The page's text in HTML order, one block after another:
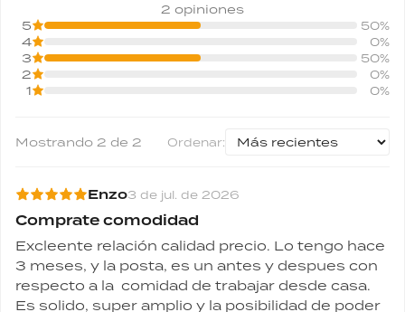
2 opiniones
5
50%
4 0%
3 50%
2 0%
1 0%
Mostrando 2 de 2 Ordenar:
Enzo3 de jul. de 2026
Comprate comodidad
Excleente relación calidad precio. Lo tengo hace
3 meses, y la posta, es un antes y despues con
respecto a la  comidad de trabajar desde casa.
Es solido, super amplio y la posibilidad de poder